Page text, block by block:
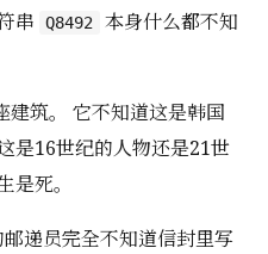
串 Q8492
本身什么都不知
建筑。 它不知道这是韩国
是16世纪的人物还是21世
死。
递员完全不知道信封里写